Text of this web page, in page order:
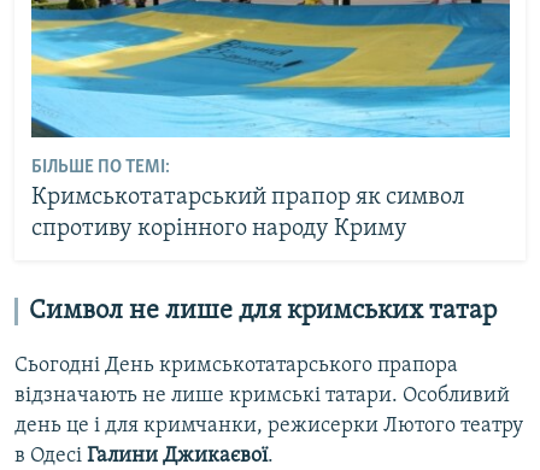
БІЛЬШЕ ПО ТЕМІ:
Кримськотатарський прапор як символ
спротиву корінного народу Криму
Символ не лише для кримських татар
Сьогодні День кримськотатарського прапора
відзначають не лише кримські татари. Особливий
день це і для кримчанки, режисерки Лютого театру
в Одесі Галини Джикаєвої.